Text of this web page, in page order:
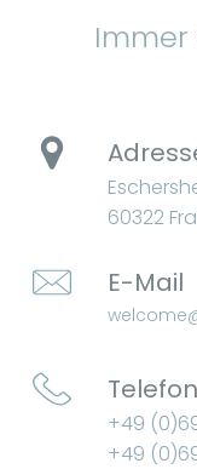
60322
E-Mail
Telefon
+49
+49